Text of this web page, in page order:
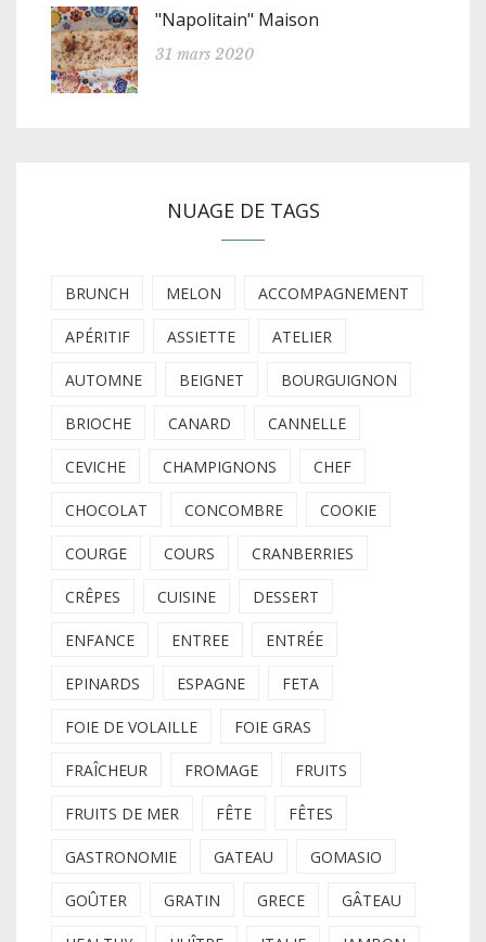
"Napolitain" Maison
31 mars 2020
NUAGE DE TAGS
BRUNCH MELON ACCOMPAGNEMENT
APÉRITIF ASSIETTE ATELIER
AUTOMNE BEIGNET BOURGUIGNON
BRIOCHE CANARD CANNELLE
CEVICHE CHAMPIGNONS CHEF
CHOCOLAT CONCOMBRE COOKIE
COURGE COURS CRANBERRIES
CRÊPES CUISINE DESSERT
ENFANCE ENTREE ENTRÉE
EPINARDS ESPAGNE FETA
FOIE DE VOLAILLE FOIE GRAS
FRAÎCHEUR FROMAGE FRUITS
FRUITS DE MER FÊTE FÊTES
GASTRONOMIE GATEAU GOMASIO
GOÛTER GRATIN GRECE GÂTEAU